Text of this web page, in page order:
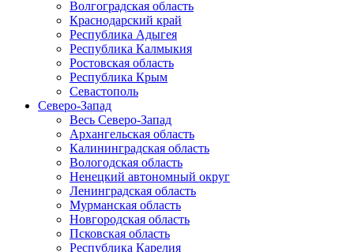
Волгоградская область
Краснодарский край
Республика Адыгея
Республика Калмыкия
Ростовская область
Республика Крым
Севастополь
Северо-Запад
Весь Северо-Запад
Архангельская область
Калининградская область
Вологодская область
Ненецкий автономный округ
Ленинградская область
Мурманская область
Новгородская область
Псковская область
Республика Карелия